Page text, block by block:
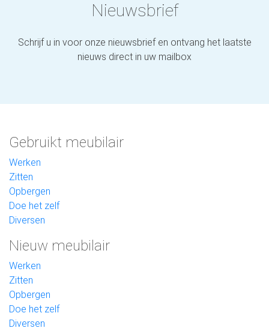
Nieuwsbrief
Schrijf u in voor onze nieuwsbrief en ontvang het laatste
nieuws direct in uw mailbox
Gebruikt meubilair
Werken
Zitten
Opbergen
Doe het zelf
Diversen
Nieuw meubilair
Werken
Zitten
Opbergen
Doe het zelf
Diversen